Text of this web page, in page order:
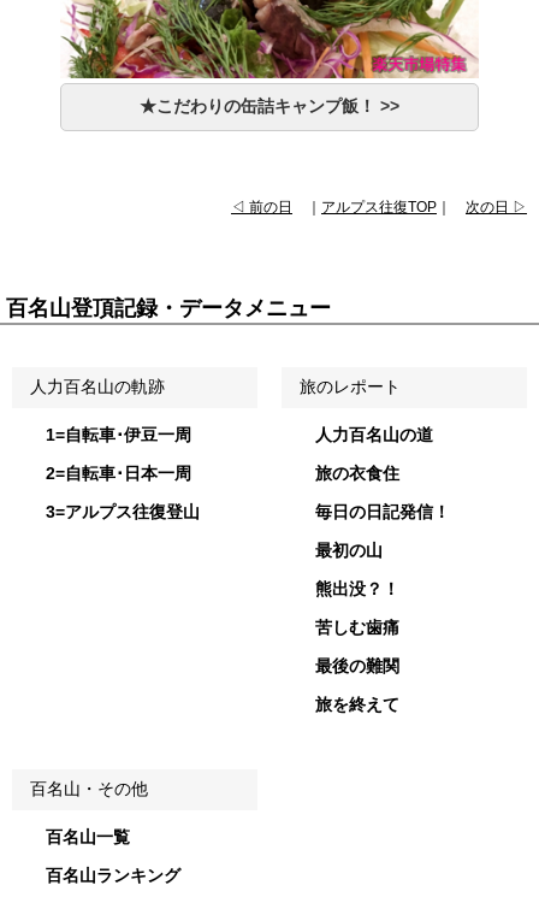
★こだわりの缶詰キャンプ飯！ >>
◁ 前の日 ｜ アルプス往復TOP ｜ 次の日 ▷
百名山登頂記録・データメニュー
人力百名山の軌跡
1=自転車･伊豆一周
2=自転車･日本一周
3=アルプス往復登山
旅のレポート
人力百名山の道
旅の衣食住
毎日の日記発信！
最初の山
熊出没？！
苦しむ歯痛
最後の難関
旅を終えて
百名山・その他
百名山一覧
百名山ランキング